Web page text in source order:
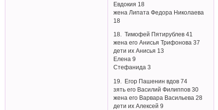
Евдокия 18
жена Липата Федора Николаева
18
18. Тимофей Пятирублев 41
жена его Анисья Трифонова 37
дети их Анисья 13
Елена 9
Стефанида 3
19. Егор Пашенин вдов 74
зять его Василий Филиппов 30
жена его Варвара Васильева 28
дети их Алексей 9